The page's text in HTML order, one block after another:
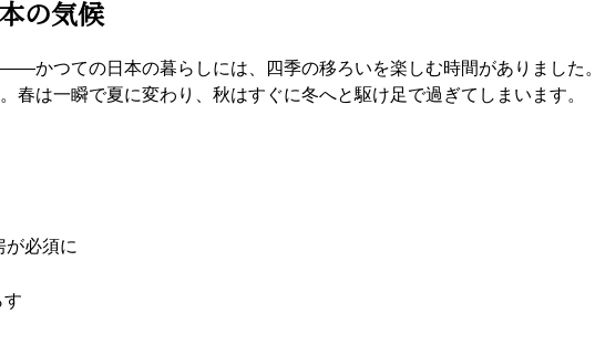
の気候
かつての日本の暮らしには、四季の移ろいを楽しむ時間がありました。
春は一瞬で夏に変わり、秋はすぐに冬へと駆け足で過ぎてしまいます。
が必須に
す